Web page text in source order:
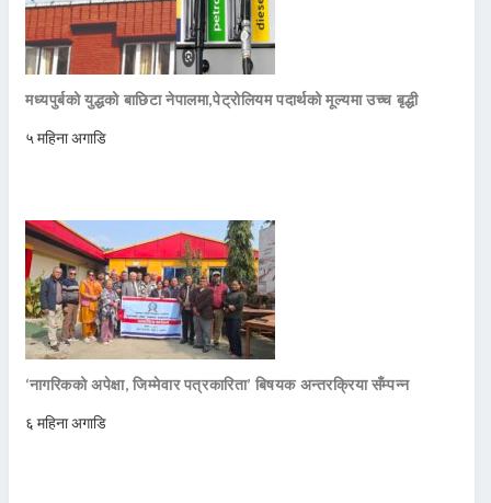
मध्यपुर्बको युद्धको बाछिटा नेपालमा,पेट्रोलियम पदार्थको मूल्यमा उच्च बृद्धी
५ महिना अगाडि
‘नागरिकको अपेक्षा, जिम्मेवार पत्रकारिता’ बिषयक अन्तरक्रिया सँम्पन्न
६ महिना अगाडि